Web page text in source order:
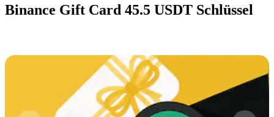
Binance Gift Card 45.5 USDT Schlüssel